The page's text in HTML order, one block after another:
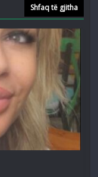
Shfaq të gjitha